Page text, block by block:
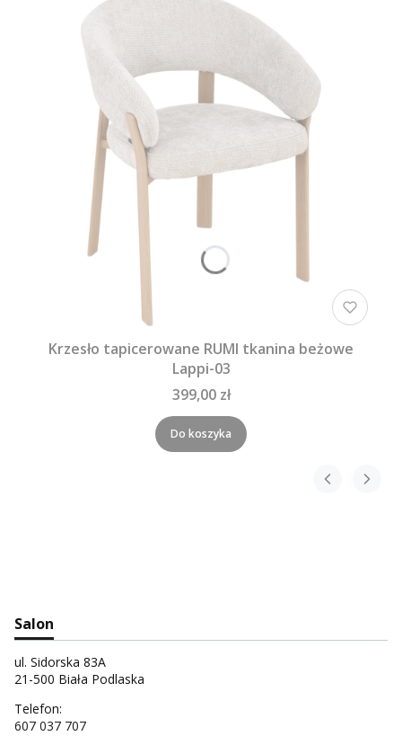
Krzesło tapicerowane RUMI tkanina beżowe
Lappi-03
399,00 zł
Do koszyka
Salon
ul. Sidorska 83A
21-500 Biała Podlaska
Telefon:
607 037 707